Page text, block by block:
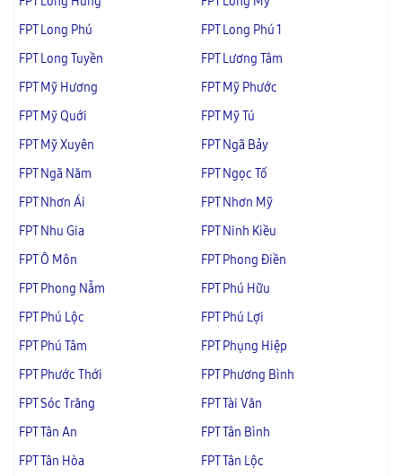
FPT Long Phú
FPT Long Phú 1
FPT Long Tuyền
FPT Lương Tâm
FPT Mỹ Hương
FPT Mỹ Phước
FPT Mỹ Quới
FPT Mỹ Tú
FPT Mỹ Xuyên
FPT Ngã Bảy
FPT Ngã Năm
FPT Ngọc Tố
FPT Nhơn Ái
FPT Nhơn Mỹ
FPT Nhu Gia
FPT Ninh Kiều
FPT Ô Môn
FPT Phong Điền
FPT Phong Nẫm
FPT Phú Hữu
FPT Phú Lộc
FPT Phú Lợi
FPT Phú Tâm
FPT Phụng Hiệp
FPT Phước Thới
FPT Phương Bình
FPT Sóc Trăng
FPT Tài Văn
FPT Tân An
FPT Tân Bình
FPT Tân Hòa
FPT Tân Lộc